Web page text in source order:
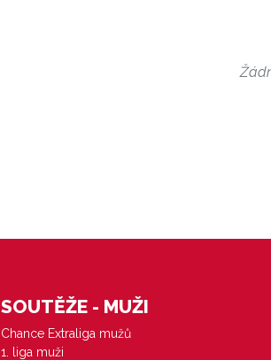
SOUTĚŽE - MUŽI
Chance Extraliga mužů
1. liga muži